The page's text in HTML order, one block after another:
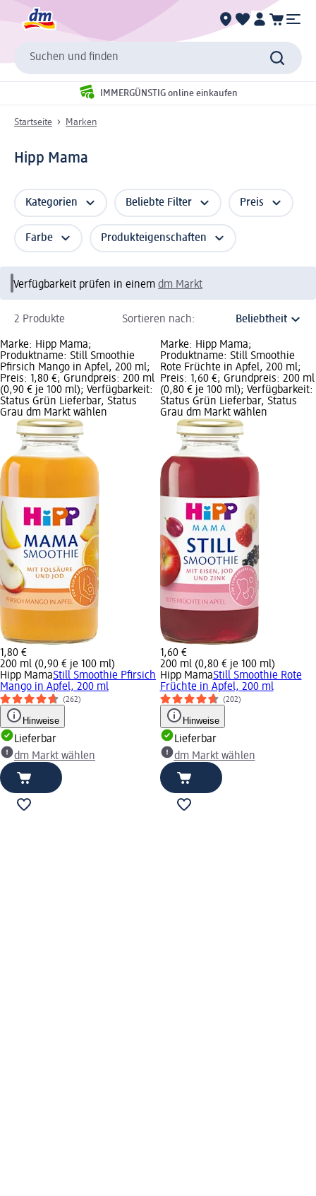
Suchen und finden
IMMERGÜNSTIG online einkaufen
Startseite Marken
Hipp Mama
Kategorien Beliebte Filter Preis
Farbe Produkteigenschaften
Verfügbarkeit prüfen in einem dm Markt
2 Produkte Sortieren nach:
Marke: Hipp Mama;
Produktname: Still Smoothie
Pfirsich Mango in Apfel, 200 ml;
Preis: 1,80 €; Grundpreis: 200 ml
(0,90 € je 100 ml); Verfügbarkeit:
Status Grün Lieferbar, Status
Grau dm Markt wählen
1,80 €
200 ml (0,90 € je 100 ml)
Hipp MamaStill Smoothie Pfirsich
Mango in Apfel, 200 ml
(262)
Hinweise
Lieferbar
dm Markt wählen
Marke: Hipp Mama;
Produktname: Still Smoothie
Rote Früchte in Apfel, 200 ml;
Preis: 1,60 €; Grundpreis: 200 ml
(0,80 € je 100 ml); Verfügbarkeit:
Status Grün Lieferbar, Status
Grau dm Markt wählen
1,60 €
200 ml (0,80 € je 100 ml)
Hipp MamaStill Smoothie Rote
Früchte in Apfel, 200 ml
(202)
Hinweise
Lieferbar
dm Markt wählen